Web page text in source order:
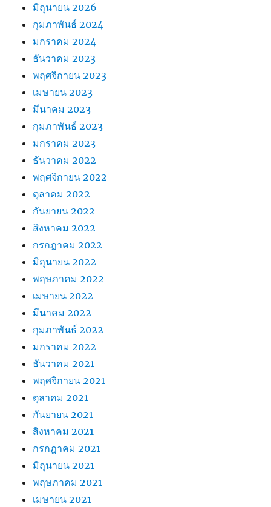
มิถุนายน 2026
กุมภาพันธ์ 2024
มกราคม 2024
ธันวาคม 2023
พฤศจิกายน 2023
เมษายน 2023
มีนาคม 2023
กุมภาพันธ์ 2023
มกราคม 2023
ธันวาคม 2022
พฤศจิกายน 2022
ตุลาคม 2022
กันยายน 2022
สิงหาคม 2022
กรกฎาคม 2022
มิถุนายน 2022
พฤษภาคม 2022
เมษายน 2022
มีนาคม 2022
กุมภาพันธ์ 2022
มกราคม 2022
ธันวาคม 2021
พฤศจิกายน 2021
ตุลาคม 2021
กันยายน 2021
สิงหาคม 2021
กรกฎาคม 2021
มิถุนายน 2021
พฤษภาคม 2021
เมษายน 2021